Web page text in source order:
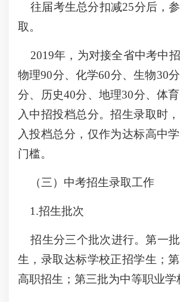
往届考生总分扣减25分后，
取。
2019年，为对接全省中考中
物理90分、化学60分、生物30
分、历史40分、地理30分、体
入中招投档总分。招生录取时
入投档总分，仅作为达标高中
门槛。
（三）中考招生录取工作
1.招生批次
招生分三个批次进行。第一
生，录取达标学校正招学生；
高职招生；第三批为中等职业学